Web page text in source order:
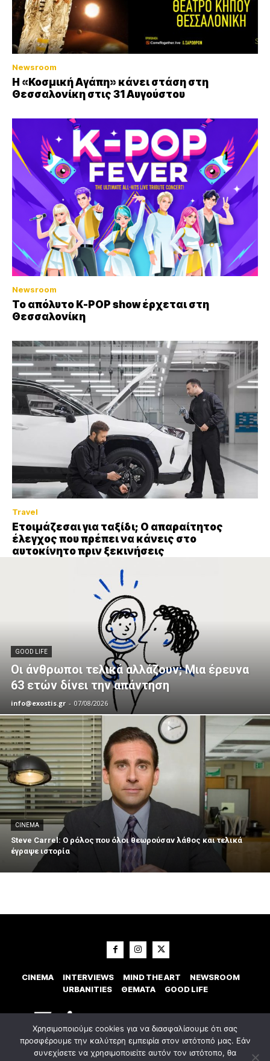
Newsroom
Η «Κοσμική Αγάπη» κάνει στάση στη
Θεσσαλονίκη στις 31 Αυγούστου
Newsroom
Το απόλυτο K-POP show έρχεται στη
Θεσσαλονίκη
Travel
Ετοιμάζεσαι για ταξίδι; Ο απαραίτητος
έλεγχος που πρέπει να κάνεις στο
αυτοκίνητο πριν ξεκινήσεις
GOOD LIFE
Οι άνθρωποι τελικά αλλάζουν; Μια έρευνα
63 ετών δίνει την απάντηση
info@exostis.gr - 07/08/2026
CINEMA
Steve Carrel: Ο ρόλος που όλοι θεωρούσαν λάθος και τελικά
έγραψε ιστορία
CINEMA INTERVIEWS MIND THE ART
NEWSROOM
URBANITIES
ΘΕΜΑΤΑ GOOD LIFE
Χρησιμοποιούμε cookies για να διασφαλίσουμε ότι σας
προσφέρουμε την καλύτερη εμπειρία στον ιστότοπό μας. Εάν
συνεχίσετε να χρησιμοποιείτε αυτόν τον ιστότοπο, θα